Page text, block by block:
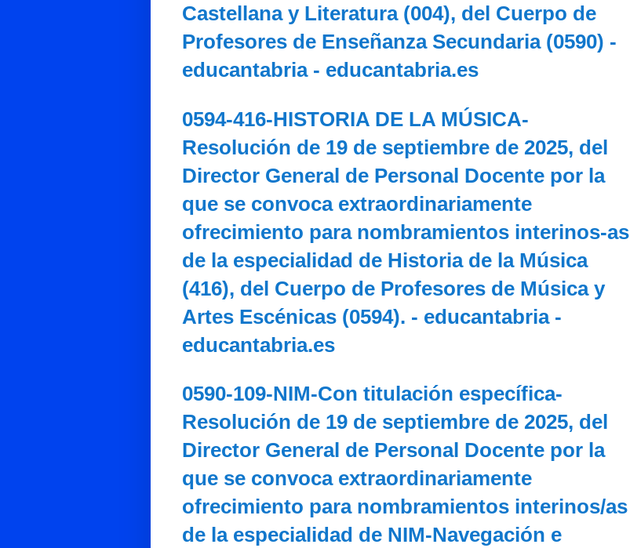
Castellana y Literatura (004), del Cuerpo de
Profesores de Enseñanza Secundaria (0590) -
educantabria - educantabria.es
0594-416-HISTORIA DE LA MÚSICA-
Resolución de 19 de septiembre de 2025, del
Director General de Personal Docente por la
que se convoca extraordinariamente
ofrecimiento para nombramientos interinos-as
de la especialidad de Historia de la Música
(416), del Cuerpo de Profesores de Música y
Artes Escénicas (0594). - educantabria -
educantabria.es
0590-109-NIM-Con titulación específica-
Resolución de 19 de septiembre de 2025, del
Director General de Personal Docente por la
que se convoca extraordinariamente
ofrecimiento para nombramientos interinos/as
de la especialidad de NIM-Navegación e